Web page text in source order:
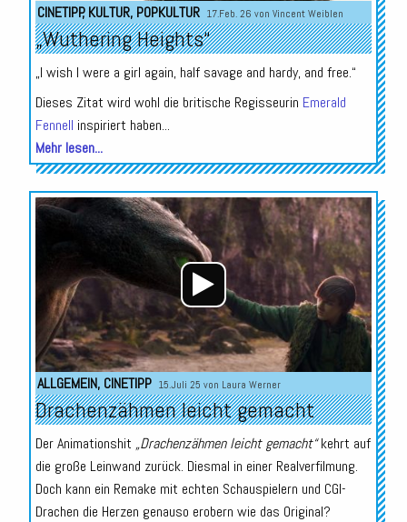
CINETIPP,KULTUR, POPKULTUR 17.Feb. 26 von Vincent Weiblen
„Wuthering Heights“
„I wish I were a girl again, half savage and hardy, and free.“
Dieses Zitat wird wohl die britische Regisseurin Emerald
Fennell inspiriert haben...
Mehr lesen...
Audio-
Player
ALLGEMEIN, CINETIPP 15.Juli 25 von Laura Werner
Drachenzähmen leicht gemacht
Der Animationshit „Drachenzähmen leicht gemacht“kehrt auf
die große Leinwand zurück. Diesmal in einer Realverfilmung.
Doch kann ein Remake mit echten Schauspielern und CGI-
Drachen die Herzen genauso erobern wie das Original?